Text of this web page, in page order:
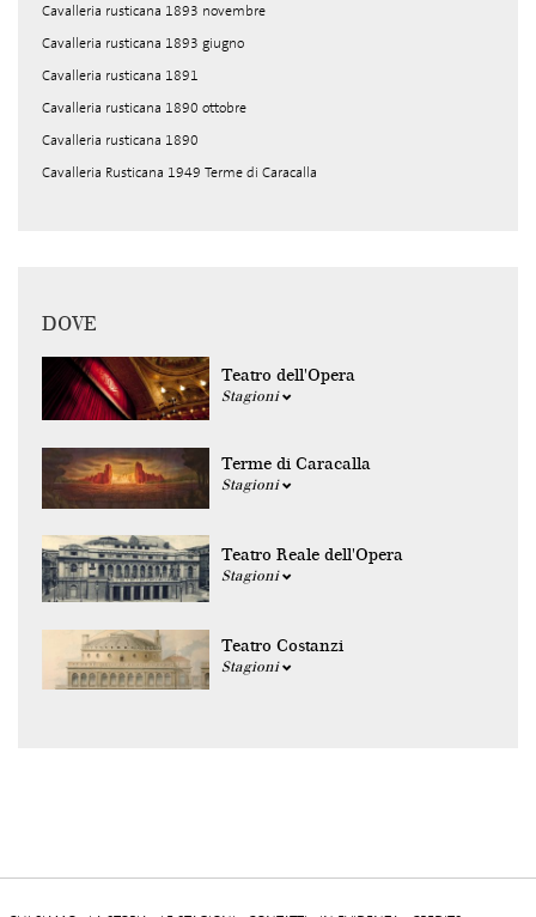
Cavalleria rusticana 1893 novembre
Cavalleria rusticana 1893 giugno
Cavalleria rusticana 1891
Cavalleria rusticana 1890 ottobre
Cavalleria rusticana 1890
Cavalleria Rusticana 1949 Terme di Caracalla
DOVE
Teatro dell'Opera
Stagioni
Terme di Caracalla
Stagioni
Teatro Reale dell'Opera
Stagioni
Teatro Costanzi
Stagioni